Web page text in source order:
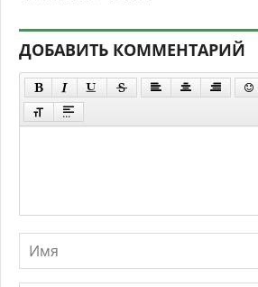
ДОБАВИТЬ КОММЕНТАРИЙ